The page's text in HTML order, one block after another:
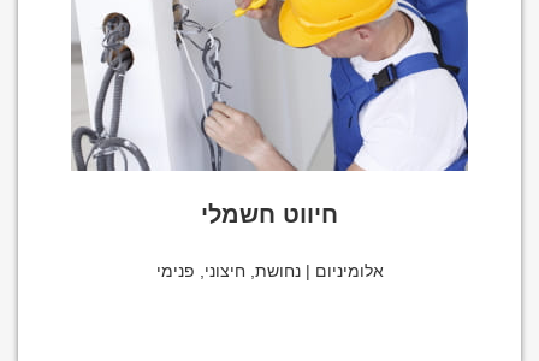
חיווט חשמלי
אלומיניום | נחושת, חיצוני, פנימי